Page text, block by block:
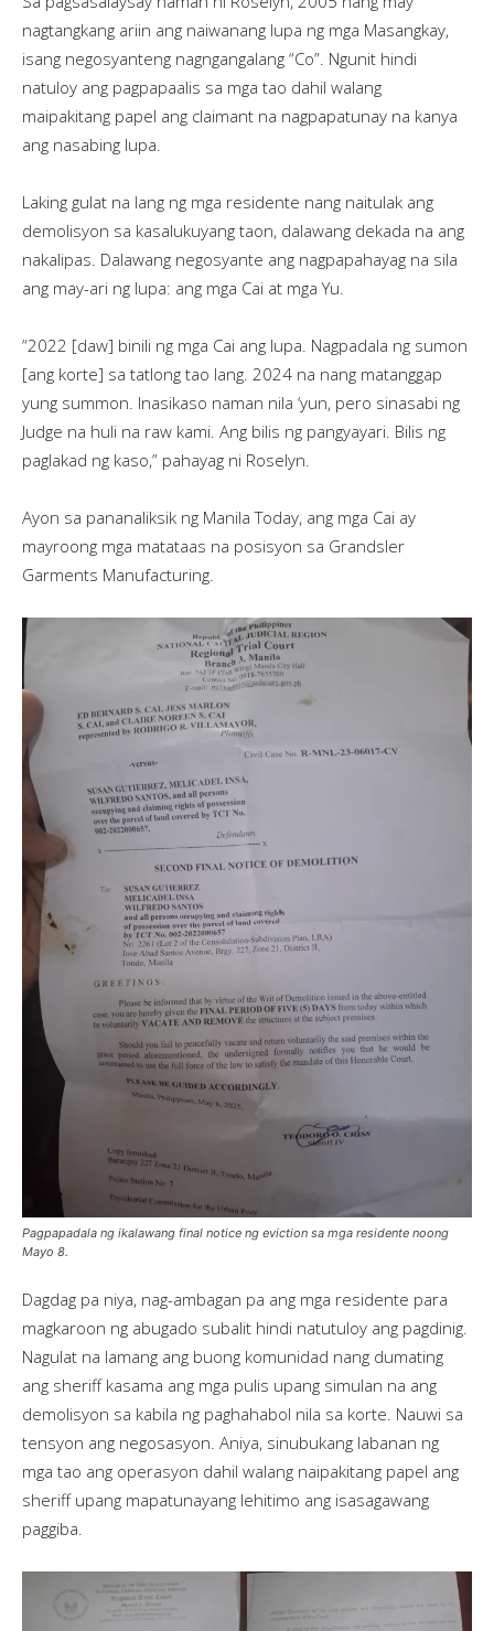
nagtangkang ariin ang naiwanang lupa ng mga Masangkay,
isang negosyanteng nagngangalang “Co”. Ngunit hindi
natuloy ang pagpapaalis sa mga tao dahil walang
maipakitang papel ang claimant na nagpapatunay na kanya
ang nasabing lupa.
Laking gulat na lang ng mga residente nang naitulak ang
demolisyon sa kasalukuyang taon, dalawang dekada na ang
nakalipas. Dalawang negosyante ang nagpapahayag na sila
ang may-ari ng lupa: ang mga Cai at mga Yu.
“2022 [daw] binili ng mga Cai ang lupa. Nagpadala ng sumon
[ang korte] sa tatlong tao lang. 2024 na nang matanggap
yung summon. Inasikaso naman nila ‘yun, pero sinasabi ng
Judge na huli na raw kami. Ang bilis ng pangyayari. Bilis ng
paglakad ng kaso,” pahayag ni Roselyn.
Ayon sa pananaliksik ng Manila Today, ang mga Cai ay
mayroong mga matataas na posisyon sa Grandsler
Garments Manufacturing.
Pagpapadala ng ikalawang final notice ng eviction sa mga residente noong
Mayo 8.
Dagdag pa niya, nag-ambagan pa ang mga residente para
magkaroon ng abugado subalit hindi natutuloy ang pagdinig.
Nagulat na lamang ang buong komunidad nang dumating
ang sheriff kasama ang mga pulis upang simulan na ang
demolisyon sa kabila ng paghahabol nila sa korte. Nauwi sa
tensyon ang negosasyon. Aniya, sinubukang labanan ng
mga tao ang operasyon dahil walang naipakitang papel ang
sheriff upang mapatunayang lehitimo ang isasagawang
paggiba.